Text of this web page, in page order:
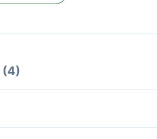
(4)